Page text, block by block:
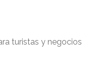
turistas y negocios